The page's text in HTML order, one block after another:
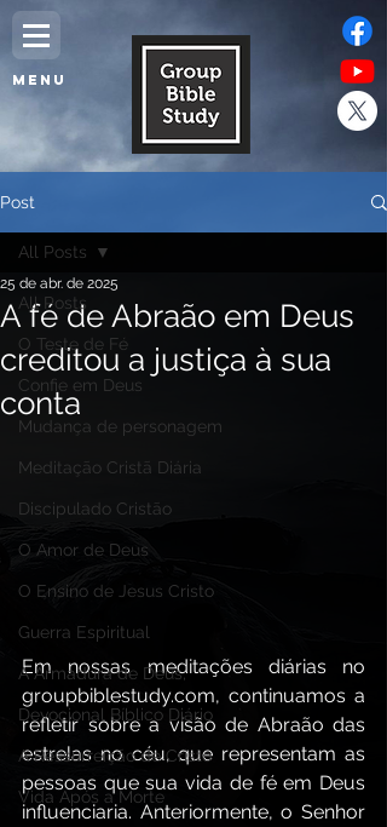
MENU
Post
All Posts
O Teste de Fé
Confie em Deus
Mudança de personagem
Meditação Cristã Diária
Discipulado Cristão
O Amor de Deus
O Ensino de Jesus Cristo
Guerra Espiritual
A Armadura de Deus,
Devocional Bíblico Diário
A Ressurreição de Cristo
Vida Após a Morte
All Posts
A fé de Abraão em Deus
creditou a justiça à sua
conta
25 de abr. de 2025
groupbiblestudy.com, continuamos a
refletir sobre a visão de Abraão das
estrelas no céu, que representam as
pessoas que sua vida de fé em Deus
influenciaria. Anteriormente, o Senhor